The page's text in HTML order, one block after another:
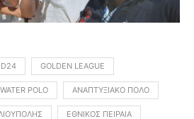
GOLDEN LEAGUE
WATER POLO ΑΝΑΠΤΥΞΙΑΚΌ ΠΌΛΟ
ΕΘΝΙΚΌΣ ΠΕΙΡΑΙΆ